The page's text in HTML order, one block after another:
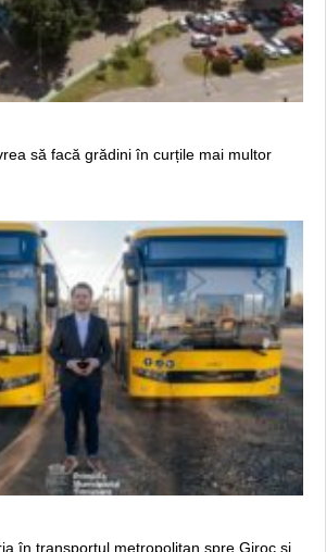
să facă grădini în curțile mai multor
în transportul metropolitan spre Giroc și